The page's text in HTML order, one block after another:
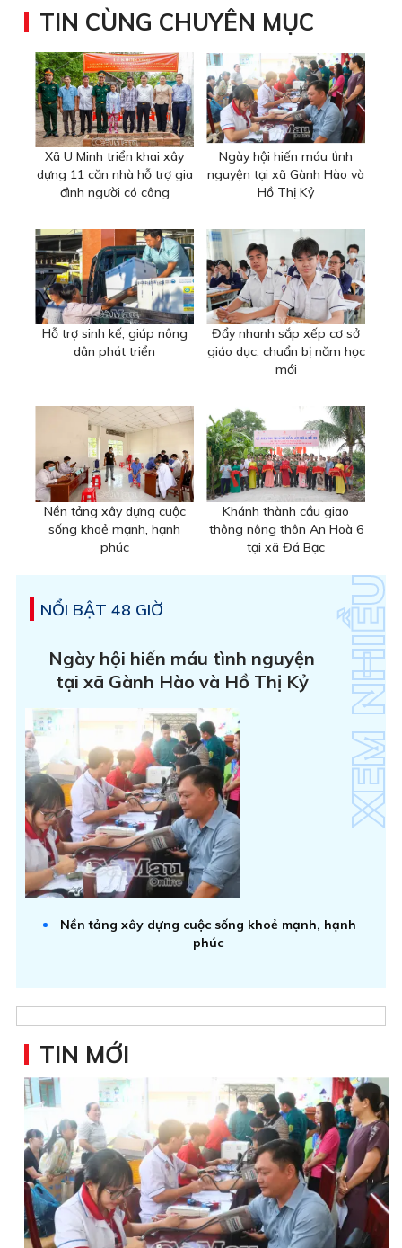
TIN CÙNG CHUYÊN MỤC
Xã U Minh triển khai xây
dựng 11 căn nhà hỗ trợ gia
đình người có công
Ngày hội hiến máu tình
nguyện tại xã Gành Hào và
Hồ Thị Kỷ
Hỗ trợ sinh kế, giúp nông
dân phát triển
Đẩy nhanh sắp xếp cơ sở
giáo dục, chuẩn bị năm học
mới
Nền tảng xây dựng cuộc
sống khoẻ mạnh, hạnh
phúc
Khánh thành cầu giao
thông nông thôn An Hoà 6
tại xã Đá Bạc
NỔI BẬT 48 GIỜ
Ngày hội hiến máu tình nguyện
tại xã Gành Hào và Hồ Thị Kỷ
Nền tảng xây dựng cuộc sống khoẻ mạnh, hạnh
phúc
TIN MỚI